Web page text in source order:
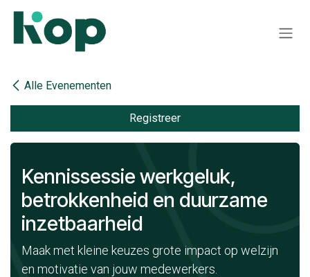
Alle Evenementen
Registreer
Kennissessie werkgeluk,
betrokkenheid en duurzame
inzetbaarheid
Maak met kleine keuzes grote impact op welzijn
en motivatie van jouw medewerkers.